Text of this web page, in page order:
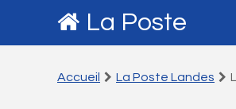
La Poste
Accueil La Poste Landes